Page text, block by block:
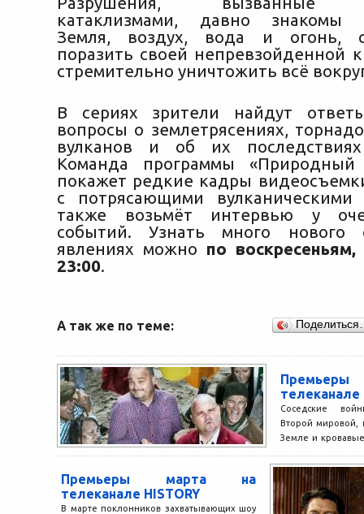
катаклизмами, давно знакомы
Земля, воздух, вода и огонь,
поразить своей непревзойденной
стремительно уничтожить всё
В сериях зрители найдут
вопросы о землетрясениях,
вулканов и об их
Команда программы «Природный
покажет редкие кадры
с потрясающими
также возьмёт интервью у
событий. Узнать много нового
явлениях можно по
23:00.
А так же по теме:
телеканале
Соседские
Второй мировой,
Земле и
телеканала...
Премьеры марта на
телеканале HISTORY
В марте поклонников захватывающих шоу